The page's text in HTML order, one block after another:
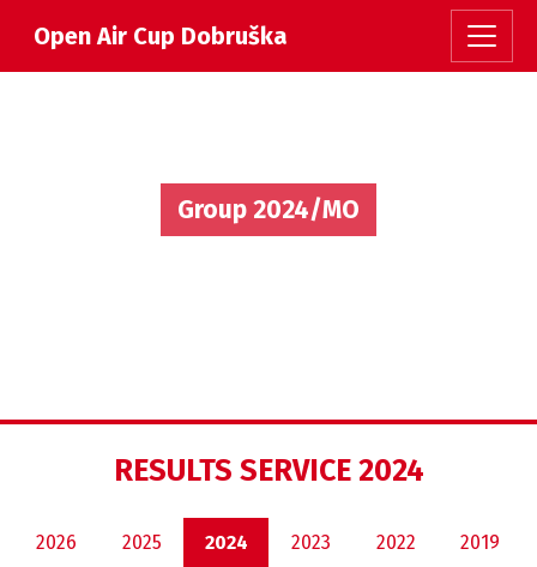
Open Air Cup Dobruška
Group 2024/MO
RESULTS SERVICE 2024
2026 2025 2024 2023 2022 2019